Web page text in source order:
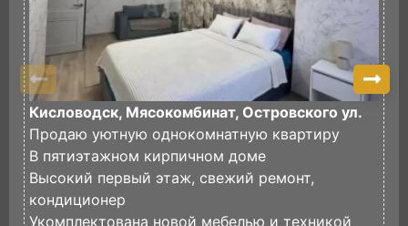
Кисловодск, Мясокомбинат, Островского ул.
Продаю уютную однокомнатную квартиру
В пятиэтажном кирпичном доме
Высокий первый этаж, свежий ремонт,
кондиционер
Укомплектована новой мебелью и техникой